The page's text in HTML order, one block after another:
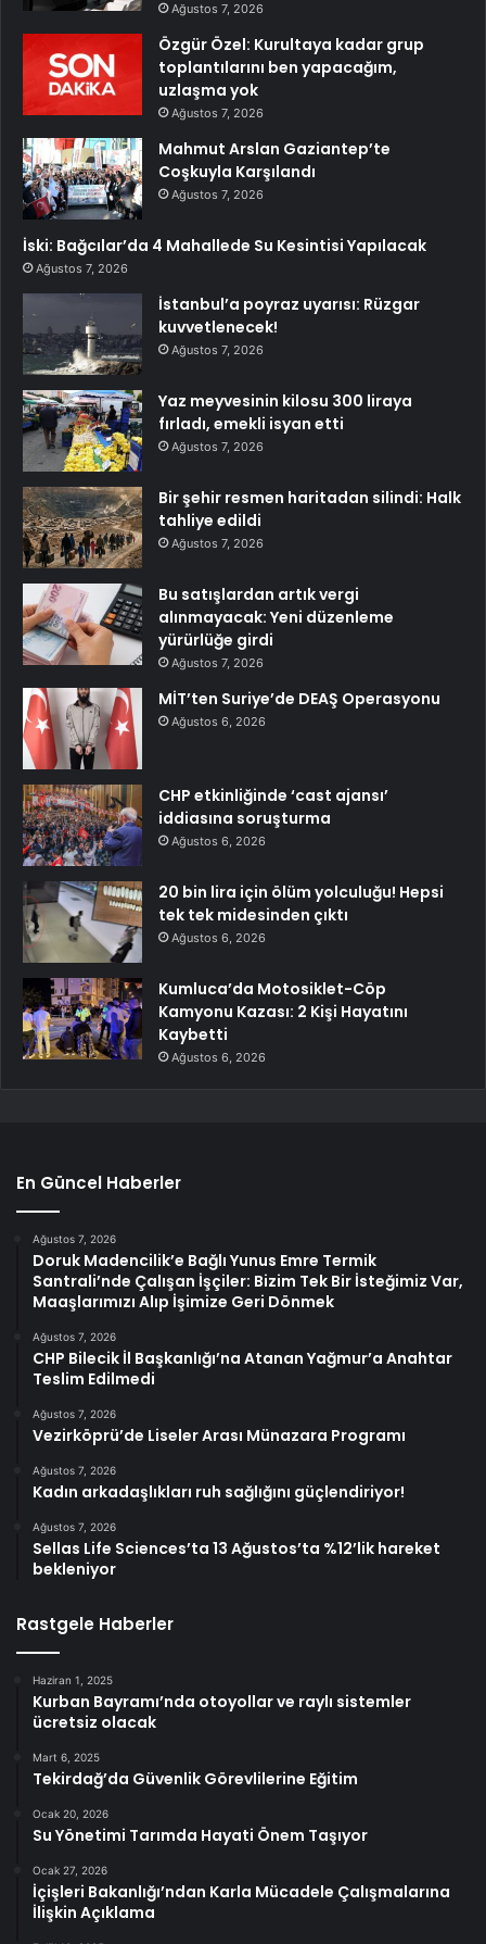
Ağustos 7, 2026
Özgür Özel: Kurultaya kadar grup
toplantılarını ben yapacağım,
uzlaşma yok
Ağustos 7, 2026
Mahmut Arslan Gaziantep’te
Coşkuyla Karşılandı
Ağustos 7, 2026
İski: Bağcılar’da 4 Mahallede Su Kesintisi Yapılacak
Ağustos 7, 2026
İstanbul’a poyraz uyarısı: Rüzgar
kuvvetlenecek!
Ağustos 7, 2026
Yaz meyvesinin kilosu 300 liraya
fırladı, emekli isyan etti
Ağustos 7, 2026
Bir şehir resmen haritadan silindi: Halk
tahliye edildi
Ağustos 7, 2026
Bu satışlardan artık vergi
alınmayacak: Yeni düzenleme
yürürlüğe girdi
Ağustos 7, 2026
MİT’ten Suriye’de DEAŞ Operasyonu
Ağustos 6, 2026
CHP etkinliğinde ‘cast ajansı’
iddiasına soruşturma
Ağustos 6, 2026
20 bin lira için ölüm yolculuğu! Hepsi
tek tek midesinden çıktı
Ağustos 6, 2026
Kumluca’da Motosiklet-Cöp
Kamyonu Kazası: 2 Kişi Hayatını
Kaybetti
Ağustos 6, 2026
En Güncel Haberler
Ağustos 7, 2026
Doruk Madencilik’e Bağlı Yunus Emre Termik
Santrali’nde Çalışan İşçiler: Bizim Tek Bir İsteğimiz Var,
Maaşlarımızı Alıp İşimize Geri Dönmek
Ağustos 7, 2026
CHP Bilecik İl Başkanlığı’na Atanan Yağmur’a Anahtar
Teslim Edilmedi
Ağustos 7, 2026
Vezirköprü’de Liseler Arası Münazara Programı
Ağustos 7, 2026
Kadın arkadaşlıkları ruh sağlığını güçlendiriyor!
Ağustos 7, 2026
Sellas Life Sciences’ta 13 Ağustos’ta %12’lik hareket
bekleniyor
Rastgele Haberler
Haziran 1, 2025
Kurban Bayramı’nda otoyollar ve raylı sistemler
ücretsiz olacak
Mart 6, 2025
Tekirdağ’da Güvenlik Görevlilerine Eğitim
Ocak 20, 2026
Su Yönetimi Tarımda Hayati Önem Taşıyor
Ocak 27, 2026
İçişleri Bakanlığı’ndan Karla Mücadele Çalışmalarına
İlişkin Açıklama